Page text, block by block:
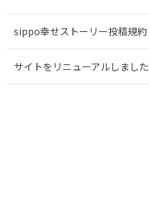
sippo幸せストーリー投稿規約
サイトをリニューアルしました